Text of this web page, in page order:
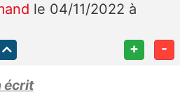
le 04/11/2022 à
+ -
écrit